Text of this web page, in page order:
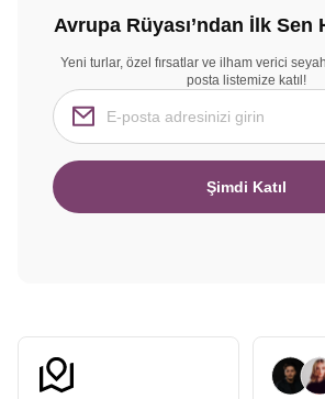
Avrupa Rüyası’ndan İlk Sen
Yeni turlar, özel fırsatlar ve ilham verici
posta listemize katıl!
Şimdi Katıl